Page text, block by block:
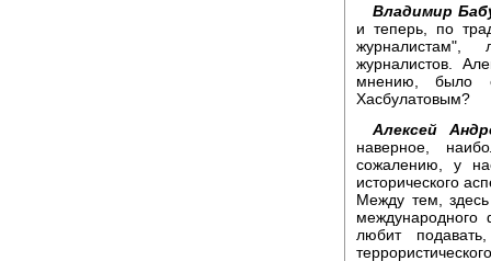
Владимир
и теперь, по
журналистам",
журналистов.
мнению, было
Хасбулатовым?
Алексей
наверное,
сожалению, у
исторического
Между тем,
любит